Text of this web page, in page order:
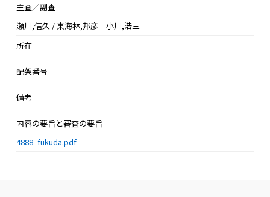
主査／副査
瀬川,信久 / 東海林,邦彦 小川,浩三
所在
配架番号
備考
内容の要旨と審査の要旨
4888_fukuda.pdf